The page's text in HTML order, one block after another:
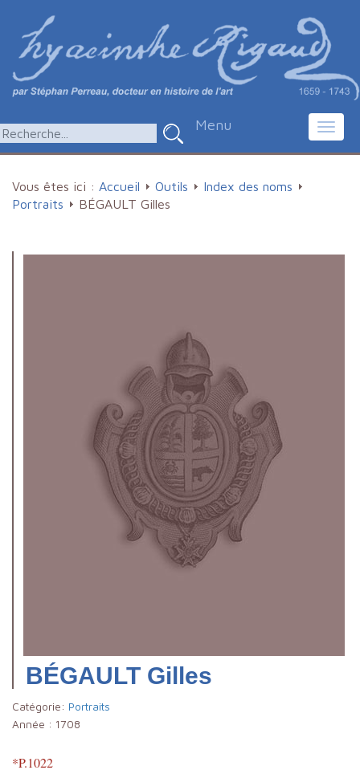
Menu
Vous êtes ici : Accueil Outils
Index des noms
Portraits
BÉGAULT Gilles
BÉGAULT Gilles
Catégorie: Portraits
Année : 1708
*P.1022